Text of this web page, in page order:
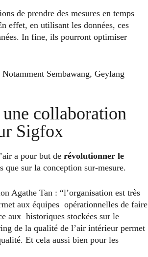
de prendre des mesures en temps
effet, en utilisant les données, ces
In fine, ils pourront optimiser
Sembawang, Geylang
collaboration
Sigfox
a pour but de révolutionner le
que sur la conception sur-mesure.
Agathe Tan : “l’organisation est très
aux équipes opérationnelles de faire
aux historiques stockées sur le
de la qualité de l’air intérieur permet
Et cela aussi bien pour les